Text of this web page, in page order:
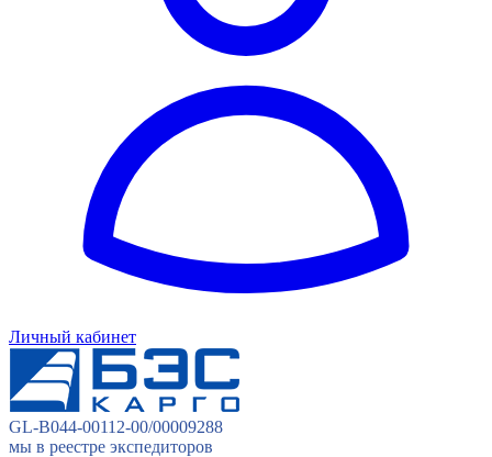
Личный кабинет
GL-B044-00112-00/00009288
мы в реестре экспедиторов